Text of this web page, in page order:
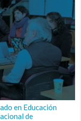
en Educación
de